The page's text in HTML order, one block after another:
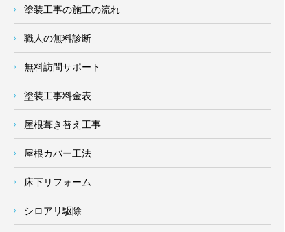
塗装工事の施工の流れ
職人の無料診断
無料訪問サポート
塗装工事料金表
屋根葺き替え工事
屋根カバー工法
床下リフォーム
シロアリ駆除